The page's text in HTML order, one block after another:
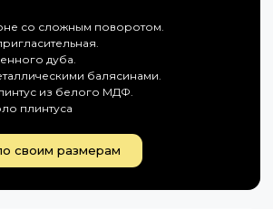
со сложным поворотом.
дуба.
балясинами.
из белого МДФ.
плинтуса
своим размерам